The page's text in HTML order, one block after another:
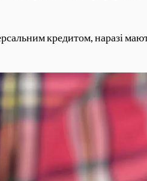
кредитом, наразі